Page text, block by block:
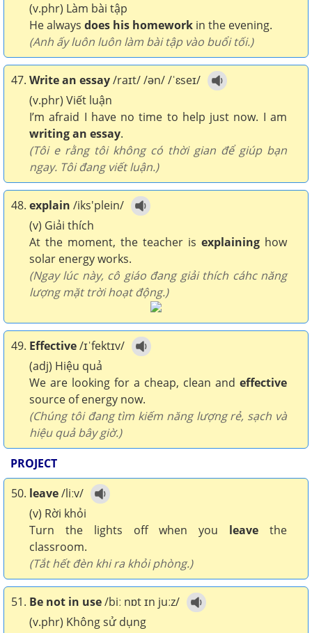
(v.phr) Làm bài tập
He always does his homework in the evening.
(Anh ấy luôn luôn làm bài tập vào buổi tối.)
47. Write an essay/raɪt/ /ən/ /ˈɛseɪ/
(v.phr) Viết luận
I’m afraid I have no time to help just now. I am
writing an essay.
(Tôi e rằng tôi không có thời gian để giúp bạn
ngay. Tôi đang viết luận.)
48. explain /iks'plein/
(v) Giải thích
At the moment, the teacher is explaining how
solar energy works.
(Ngay lúc này, cô giáo đang giải thích cáhc năng
lượng mặt trời hoạt động.)
49. Effective/ɪˈfektɪv/
(adj) Hiệu quả
We are looking for a cheap, clean and effective
source of energy now.
(Chúng tôi đang tìm kiếm năng lượng rẻ, sạch và
hiệu quả bây giờ.)
PROJECT
50. leave/liːv/
(v) Rời khỏi
Turn the lights off when you leave the
classroom.
(Tắt hết đèn khi ra khỏi phòng.)
51. Be not in use/biː nɒt ɪn juːz/
(v.phr) Không sử dụng